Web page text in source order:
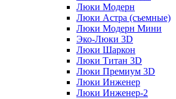
Люки Модерн
Люки Астра (съемные)
Люки Модерн Мини
Эко-Люки 3D
Люки Шаркон
Люки Титан 3D
Люки Премиум 3D
Люки Инженер
Люки Инженер-2